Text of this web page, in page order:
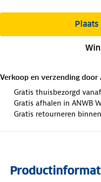
Verkoop en verzending door
Gratis thuisbezorgd
Gratis afhalen in ANWB
Gratis retourneren